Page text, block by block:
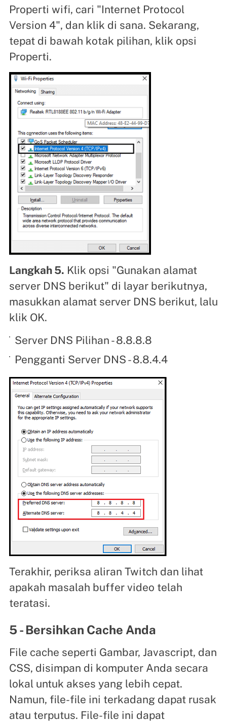
Properti wifi, cari "Internet Protocol
Version 4", dan klik di sana. Sekarang,
tepat di bawah kotak pilihan, klik opsi
Properti.
Langkah 5. Klik opsi "Gunakan alamat
server DNS berikut" di layar berikutnya,
masukkan alamat server DNS berikut, lalu
klik OK.
Server DNS Pilihan - 8.8.8.8
Pengganti Server DNS - 8.8.4.4
Terakhir, periksa aliran Twitch dan lihat
apakah masalah buffer video telah
teratasi.
5 - Bersihkan Cache Anda
File cache seperti Gambar, Javascript, dan
CSS, disimpan di komputer Anda secara
lokal untuk akses yang lebih cepat.
Namun, file-file ini terkadang dapat rusak
atau terputus. File-file ini dapat